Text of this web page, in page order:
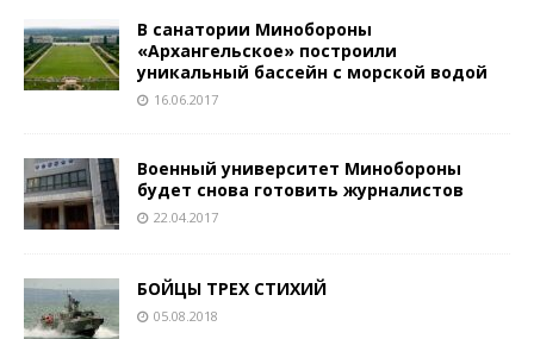
В санатории Минобороны
«Архангельское» построили
уникальный бассейн с морской водой
16.06.2017
Военный университет Минобороны
будет снова готовить журналистов
22.04.2017
БОЙЦЫ ТРЕХ СТИХИЙ
05.08.2018